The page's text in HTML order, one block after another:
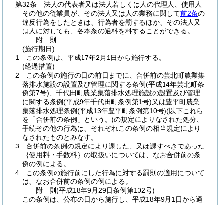
第32条
法人の代表者又は法人若しくは人の代理人、使用人
その他の従業員が、その法人又は人の業務に関して前2条の
違反行為をしたときは、行為者を罰するほか、その法人又
は人に対しても、各本条の過料を科することができる。
附 則
(施行期日)
1
この条例は、平成17年2月1日から施行する。
(経過措置)
2
この条例の施行の日の前日までに、合併前の芸北町農業集
落排水施設の設置及び管理に関する条例(平成14年芸北町条
例第7号) 、千代田町農業集落排水処理施設の設置及び管理
に関する条例(平成9年千代田町条例第1号)又は豊平町農業
集落排水処理条例(平成13年豊平町条例第10号)(以下これら
を「合併前の条例」という。)の規定によりなされた処分、
手続その他の行為は、それぞれこの条例の相当規定により
なされたものとみなす。
3
合併前の条例の規定により課した、又は課すべきであった
｛使用料・手数料｝の取扱いについては、なお合併前の条
例の例による。
4
この条例の施行前にした行為に対する罰則の適用について
は、なお合併前の条例の例による。
附 則(平成18年9月29日条例第102号)
この条例は、公布の日から施行し、平成18年9月1日から適